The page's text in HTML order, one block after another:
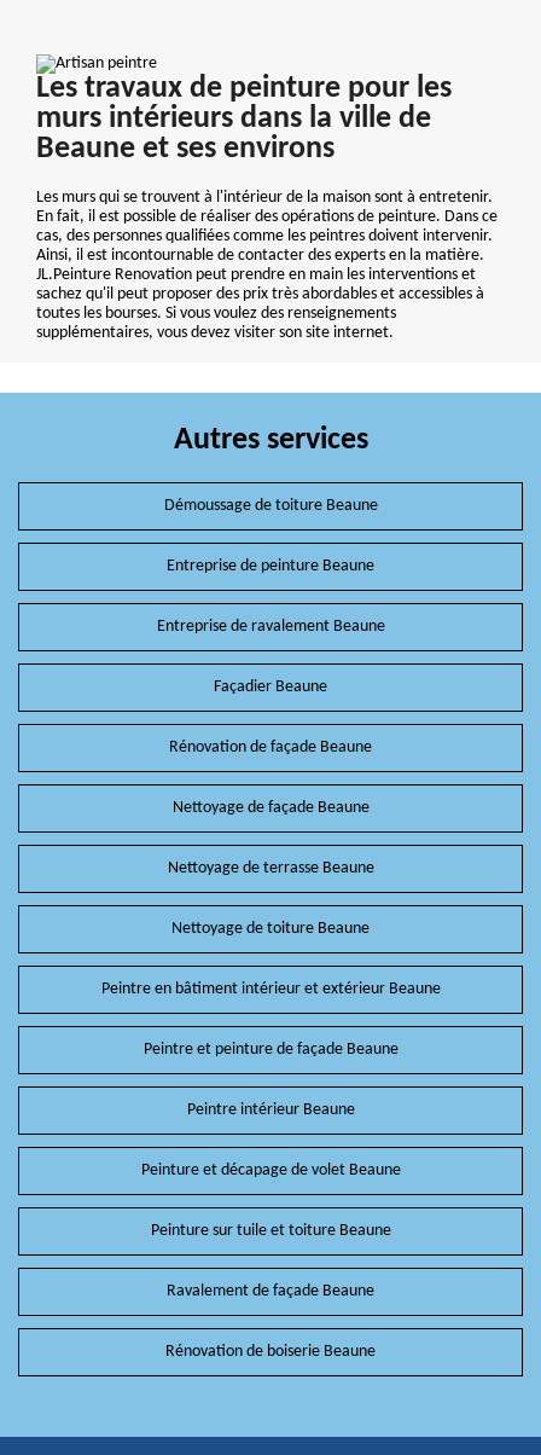
Les travaux de peinture pour les
murs intérieurs dans la ville de
Beaune et ses environs
Les murs qui se trouvent à l'intérieur de la maison sont à entretenir.
En fait, il est possible de réaliser des opérations de peinture. Dans ce
cas, des personnes qualifiées comme les peintres doivent intervenir.
Ainsi, il est incontournable de contacter des experts en la matière.
JL.Peinture Renovation peut prendre en main les interventions et
sachez qu'il peut proposer des prix très abordables et accessibles à
toutes les bourses. Si vous voulez des renseignements
supplémentaires, vous devez visiter son site internet.
Autres services
Démoussage de toiture Beaune
Entreprise de peinture Beaune
Entreprise de ravalement Beaune
Façadier Beaune
Rénovation de façade Beaune
Nettoyage de façade Beaune
Nettoyage de terrasse Beaune
Nettoyage de toiture Beaune
Peintre en bâtiment intérieur et extérieur Beaune
Peintre et peinture de façade Beaune
Peintre intérieur Beaune
Peinture et décapage de volet Beaune
Peinture sur tuile et toiture Beaune
Ravalement de façade Beaune
Rénovation de boiserie Beaune